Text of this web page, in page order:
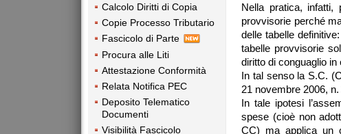
Calcolo Diritti di Copia
Copie Processo Tributario
Fascicolo di Parte
Procura alle Liti
Attestazione Conformità
Relata Notifica PEC
Deposito Telematico
Documenti
Visibilità Fascicolo
Nella pratica, infatti,
provvisorie perché
delle tabelle
tabelle provvisorie
diritto di conguaglio in
In tal senso la S.C.
21 novembre 2006,
In tale ipotesi
spese (cioè non
CC) ma applica un